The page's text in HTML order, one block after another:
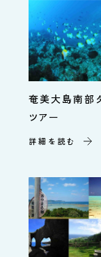
奄美大島南部
ツアー
詳細を読む